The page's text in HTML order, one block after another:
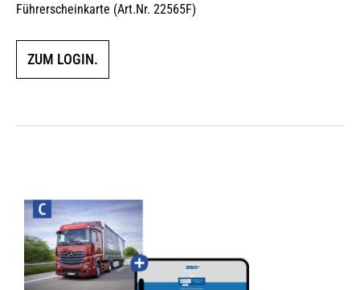
Führerscheinkarte (Art.Nr. 22565F)
ZUM LOGIN.